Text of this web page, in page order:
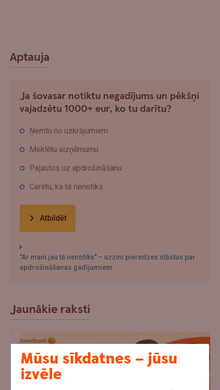
Aptauja
Ja šovasar notiktu negadījums un pēkšņi
vajadzētu 1000+ eur, ko tu darītu?
Ņemtu no uzkrājumiem
Meklētu aizņēmumu
Paļautos uz apdrošināšanu
Cerētu, ka tā nenotiks
Atbildēt
"Ar mani jau tā nenotiks" – uzzini pieredzes stāstus par
apdrošināšanas gadījumiem
Jaunākie raksti
Mūsu sīkdatnes – jūsu
izvēle